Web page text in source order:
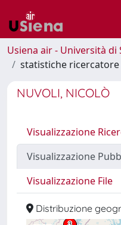
Usiena air - Università di
statistiche ricercatore
NUVOLI, NICOLÒ
Visualizzazione
Visualizzazione
Visualizzazione File
Distribuzione